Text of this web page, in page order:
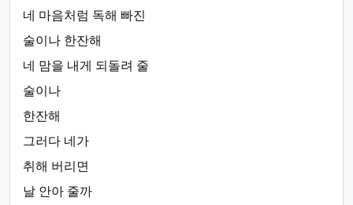
네 마음처럼 독해 빠진
술이나 한잔해
네 맘을 내게 되돌려 줄
술이나
한잔해
그러다 네가
취해 버리면
날 안아 줄까